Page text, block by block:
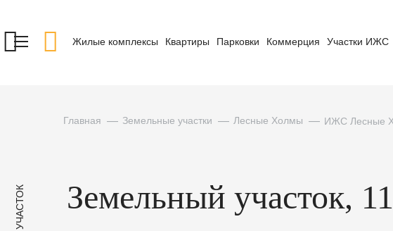
Жилые комплексы Квартиры Парковки Коммерция Участки ИЖС
Главная Земельные участки Лесные Холмы ИЖС Лесные
УЧАСТОК Земельный участок,